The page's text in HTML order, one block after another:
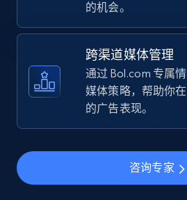
5.4K+ 668+
TikTok Shop - Collect TikTok
by keywords search
price, Final price, Discount
的机会。
跨渠道媒体管理
通过 Bol.com 专属
媒体策略，帮助你
的广告表现。
咨询专家